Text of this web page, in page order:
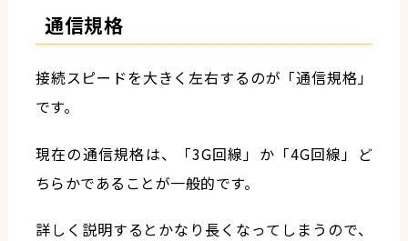
通信規格
接続スピードを大きく左右するのが「通信規格」
です。
現在の通信規格は、「3G回線」か「4G回線」ど
ちらかであることが一般的です。
詳しく説明するとかなり長くなってしまうので、